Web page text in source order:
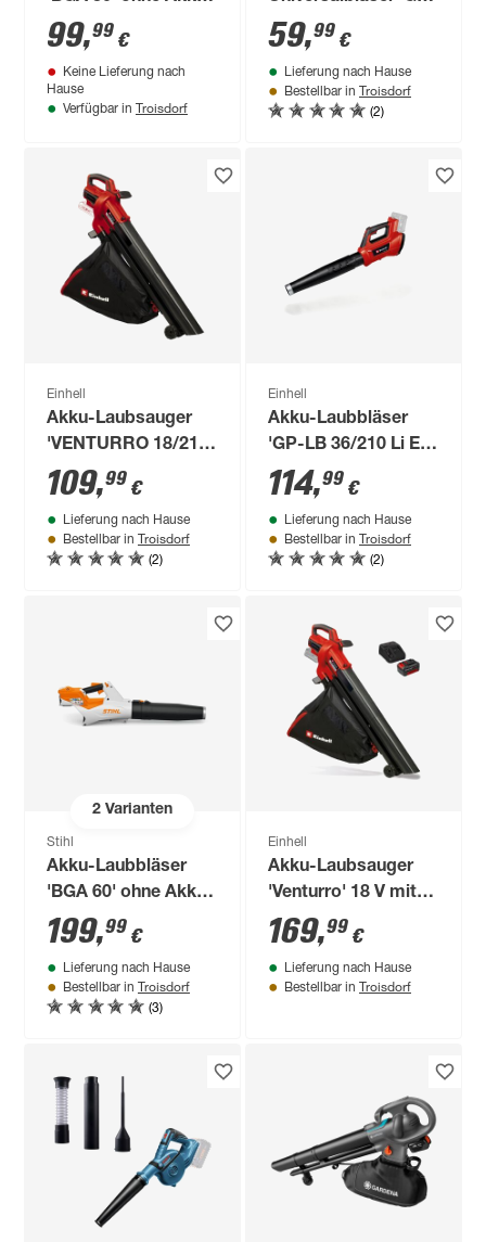
und Ladegerät
99,99 €
Keine Lieferung nach
Hause
Verfügbar in Troisdorf
UB 18/250 Li E-Solo'
Power X-Change
ohne Akku und
Ladegerät
59,99 €
Lieferung nach Hause
Bestellbar in Troisdorf
(2)
Einhell
Akku-Laubsauger
'VENTURRO 18/210'
Power X-Change
ohne Akku und
Ladegerät
109,99 €
Lieferung nach Hause
Bestellbar in Troisdorf
(2)
Einhell
Akku-Laubbläser
'GP-LB 36/210 Li E-
Solo' ohne Akku
114,99 €
Lieferung nach Hause
Bestellbar in Troisdorf
(2)
2Varianten
Stihl
Akku-Laubbläser
'BGA 60' ohne Akku
und Ladegerät
199,99 €
Lieferung nach Hause
Bestellbar in Troisdorf
(3)
Einhell
Akku-Laubsauger
'Venturro' 18 V mit
Akku und Ladegerät
169,99 €
Lieferung nach Hause
Bestellbar in Troisdorf